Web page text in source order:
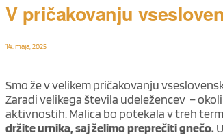
V pričakovanju
14. maja, 2025
Smo že v velikem pričakovanju
Zaradi velikega števila udeležencev –
aktivnostih. Malica bo potekala v treh
držite urnika, saj želimo preprečiti gnečo.